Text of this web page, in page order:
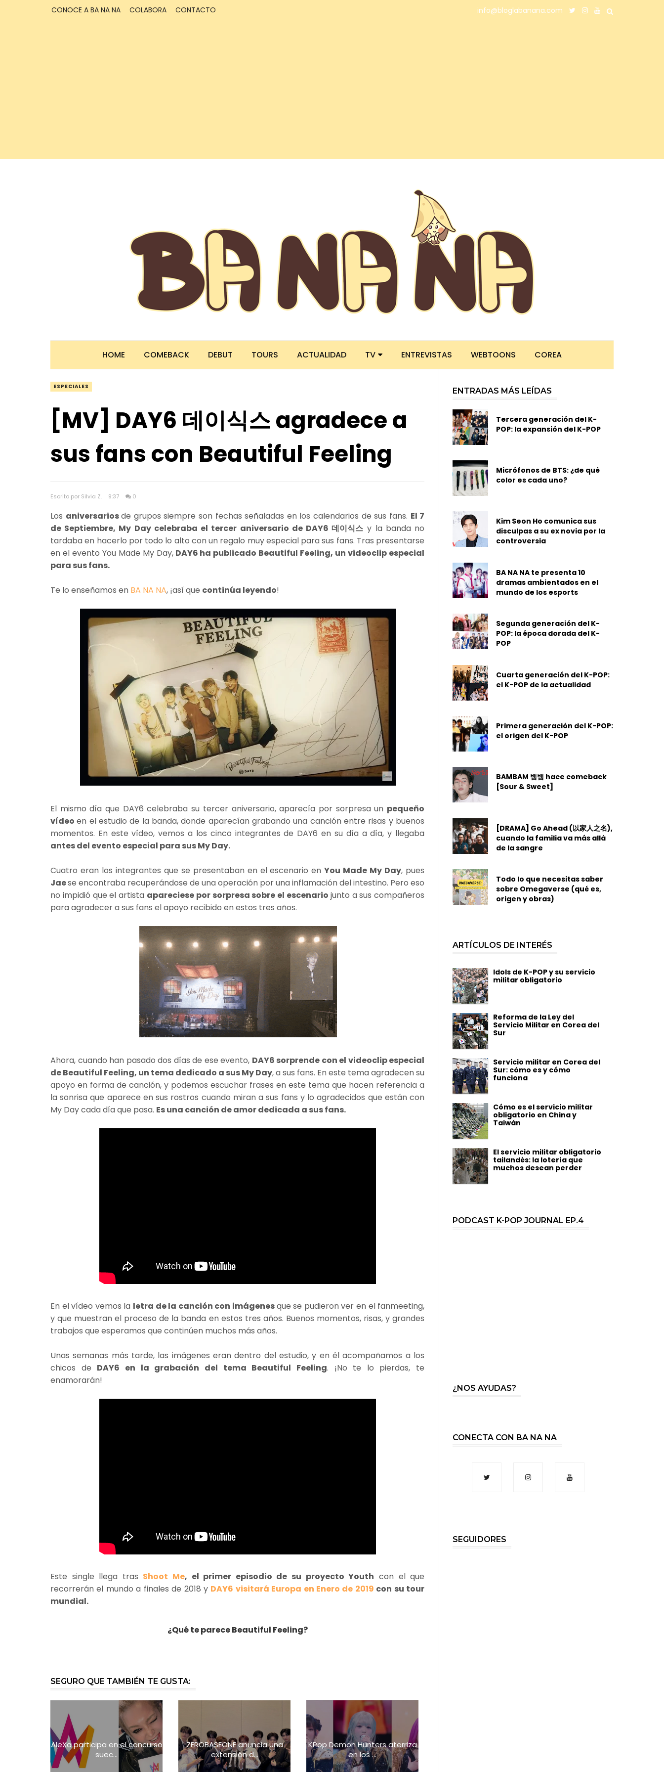
CONOCE A BA NA NA COLABORA CONTACTO info@bloglabanana.com
HOME COMEBACK DEBUT TOURS ACTUALIDAD TV ENTREVISTAS WEBTOONS COREA
ESPECIALES
[MV] DAY6 데이식스 agradece a
sus fans con Beautiful Feeling
Escrito por Silvia Z. 9:37 0
Los aniversariosde grupos siempre son fechas señaladas en los calendarios de sus fans. El 7
de Septiembre, My Day celebraba el tercer aniversario de DAY6 데이식스 y la banda no
tardaba en hacerlo por todo lo alto con un regalo muy especial para sus fans. Tras presentarse
en el evento You Made My Day,DAY6 ha publicado Beautiful Feeling, un videoclip especial
para sus fans.
Te lo enseñamos en BA NA NA, ¡así que continúa leyendo!
El mismo día que DAY6 celebraba su tercer aniversario, aparecía por sorpresa un pequeño
vídeoen el estudio de la banda, donde aparecían grabando una canción entre risas y buenos
momentos. En este vídeo, vemos a los cinco integrantes de DAY6 en su día a día, y llegaba
antes del evento especial para sus My Day.
Cuatro eran los integrantes que se presentaban en el escenario enYou Made My Day, pues
Jaese encontraba recuperándose de una operación por una inflamación del intestino. Pero eso
no impidió que el artista apareciese por sorpresa sobre el escenario junto a sus compañeros
para agradecer a sus fans el apoyo recibido en estos tres años.
Ahora, cuando han pasado dos días de ese evento, DAY6 sorprende con el videoclip especial
de Beautiful Feeling, un tema dedicado a sus My Day, a sus fans. En este tema agradecen su
apoyo en forma de canción, y podemos escuchar frases en este tema que hacen referencia a
la sonrisa que aparece en sus rostros cuando miran a sus fans y lo agradecidos que están con
My Day cada día que pasa. Es una canción de amor dedicada a sus fans.
En el vídeo vemos la letra de la canción con imágenesque se pudieron ver en el fanmeeting,
y que muestran el proceso de la banda en estos tres años. Buenos momentos, risas, y grandes
trabajos que esperamos que continúen muchos más años.
Unas semanas más tarde, las imágenes eran dentro del estudio, y en él acompañamos a los
chicos de DAY6 en la grabación del tema Beautiful Feeling. ¡No te lo pierdas, te
enamorarán!
Este single llega tras Shoot Me, el primer episodio de su proyecto Youth con el que
recorrerán el mundo a finales de 2018 y DAY6 visitará Europa en Enero de 2019 con su tour
mundial.
¿Qué te parece Beautiful Feeling?
SEGURO QUE TAMBIÉN TE GUSTA:
AleXa participa en el concurso
suec...
ZEROBASEONE anuncia una
extensión d...
KPop Demon Hunters aterriza
en los ...
ENTRADAS MÁS LEÍDAS
Tercera generación del K-
POP: la expansión del K-POP
Micrófonos de BTS: ¿de qué
color es cada uno?
Kim Seon Ho comunica sus
disculpas a su ex novia por la
controversia
BA NA NA te presenta 10
dramas ambientados en el
mundo de los esports
Segunda generación del K-
POP: la época dorada del K-
POP
Cuarta generación del K-POP:
el K-POP de la actualidad
Primera generación del K-POP:
el origen del K-POP
BAMBAM 뱀뱀 hace comeback
[Sour & Sweet]
[DRAMA] Go Ahead (以家人之名),
cuando la familia va más allá
de la sangre
Todo lo que necesitas saber
sobre Omegaverse (qué es,
origen y obras)
ARTÍCULOS DE INTERÉS
Idols de K-POP y su servicio
militar obligatorio
Reforma de la Ley del
Servicio Militar en Corea del
Sur
Servicio militar en Corea del
Sur: cómo es y cómo
funciona
Cómo es el servicio militar
obligatorio en China y
Taiwán
El servicio militar obligatorio
tailandés: la lotería que
muchos desean perder
PODCAST K-POP JOURNAL EP.4
¿NOS AYUDAS?
CONECTA CON BA NA NA
SEGUIDORES